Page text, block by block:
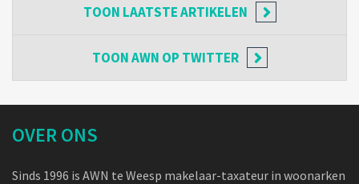
TOON LAATSTE ARTIKELEN
TOONAWN OP TWITTER
OVER ONS
Sinds 1996 is AWN te Weesp makelaar-taxateur in woonarken